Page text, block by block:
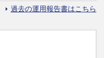
過去の運用報告書はこちら